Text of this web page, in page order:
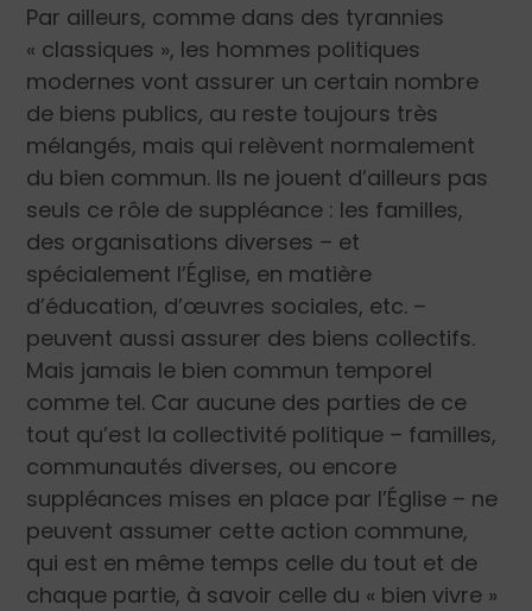
Par ailleurs, comme dans des tyrannies
« classiques », les hommes politiques
modernes vont assurer un certain nombre
de biens publics, au reste toujours très
mélangés, mais qui relèvent normalement
du bien commun. Ils ne jouent d’ailleurs pas
seuls ce rôle de suppléance : les familles,
des organisations diverses – et
spécialement l’Église, en matière
d’éducation, d’œuvres sociales, etc. –
peuvent aussi assurer des biens collectifs.
Mais jamais le bien commun temporel
comme tel. Car aucune des parties de ce
tout qu’est la collectivité politique – familles,
communautés diverses, ou encore
suppléances mises en place par l’Église – ne
peuvent assumer cette action commune,
qui est en même temps celle du tout et de
chaque partie, à savoir celle du « bien vivre »